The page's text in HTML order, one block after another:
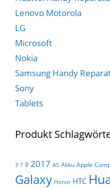
Lenovo Motorola
LG
Microsoft
Nokia
Samsung Handy
Sony
Tablets
Produkt
3 7 8 2017 A5 Akku Apple
Galaxy Honor HTC